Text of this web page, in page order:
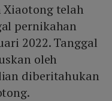
Xiaotong telah
pernikahan
2022. Tanggal
oleh
diberitahukan